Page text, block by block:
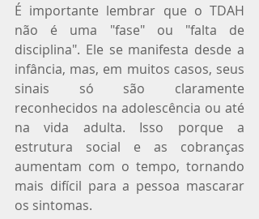
É importante lembrar que o TDAH
não é uma "fase" ou "falta de
disciplina". Ele se manifesta desde a
infância, mas, em muitos casos, seus
sinais só são claramente
reconhecidos na adolescência ou até
na vida adulta. Isso porque a
estrutura social e as cobranças
aumentam com o tempo, tornando
mais difícil para a pessoa mascarar
os sintomas.